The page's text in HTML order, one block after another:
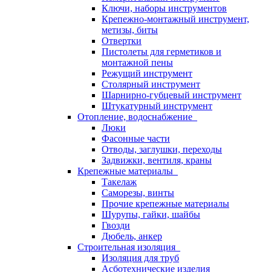
Ключи, наборы инструментов
Крепежно-монтажный инструмент,
метизы, биты
Отвертки
Пистолеты для герметиков и
монтажной пены
Режущий инструмент
Столярный инструмент
Шарнирно-губцевый инструмент
Штукатурный инструмент
Отопление, водоснабжение
Люки
Фасонные части
Отводы, заглушки, переходы
Задвижки, вентиля, краны
Крепежные материалы
Такелаж
Саморезы, винты
Прочие крепежные материалы
Шурупы, гайки, шайбы
Гвозди
Дюбель, анкер
Строительная изоляция
Изоляция для труб
Асботехнические изделия